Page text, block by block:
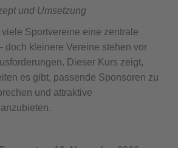
und Umsetzung
Sportvereine eine zentrale
doch kleinere Vereine stehen vor
Dieser Kurs zeigt,
es gibt, passende Sponsoren zu
und attraktive